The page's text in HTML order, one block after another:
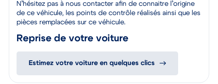
N’hésitez pas à nous contacter afin de connaitre l’origine
de ce véhicule, les points de contrôle réalisés ainsi que les
pièces remplacées sur ce véhicule.
Reprise de votre voiture
Estimez votre voiture en quelques clics